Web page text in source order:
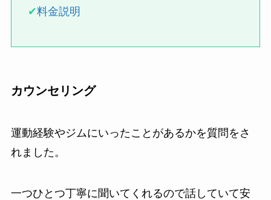
✔料金説明
カウンセリング
運動経験やジムにいったことがあるかを質問をさ
れました。
一つひとつ丁寧に聞いてくれるので話していて安